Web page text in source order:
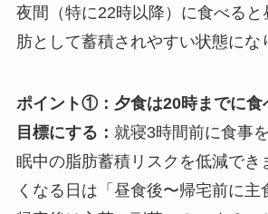
夜間（特に22時以降）に食べると
肪として蓄積されやすい状態にな
ポイント①：夕食は20時までに食
目標にする： 就寝3時間前に食事
眠中の脂肪蓄積リスクを低減でき
くなる日は「昼食後〜帰宅前に主